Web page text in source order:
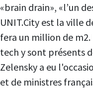
«brain drain», «l’un
UNIT.City est la ville
fera un million de
tech y sont présents
Zelensky a eu
et de ministres